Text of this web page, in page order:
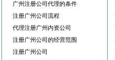
广州注册公司代理的条件
注册广州公司流程
代理注册广州内资公司
注册广州公司的经营范围
注册广州公司